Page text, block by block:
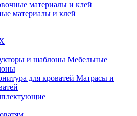
материалы и клей
Мебельные
Матрасы и